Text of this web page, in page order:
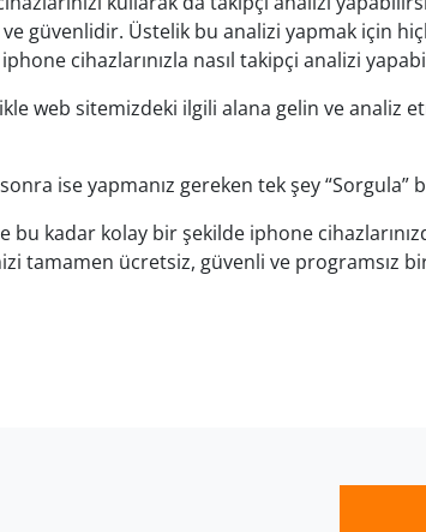
güvenlidir. Üstelik bu analizi yapmak için
iphone cihazlarınızla nasıl takipçi analizi
web sitemizdeki ilgili alana gelin ve analiz
ise yapmanız gereken tek şey “Sorgula”
bu kadar kolay bir şekilde iphone
tamamen ücretsiz, güvenli ve programsız